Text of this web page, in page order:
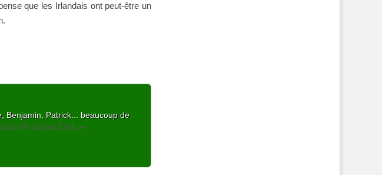
que les Irlandais ont peut-être un
Benjamin, Patrick... beaucoup de
by Français Cork →